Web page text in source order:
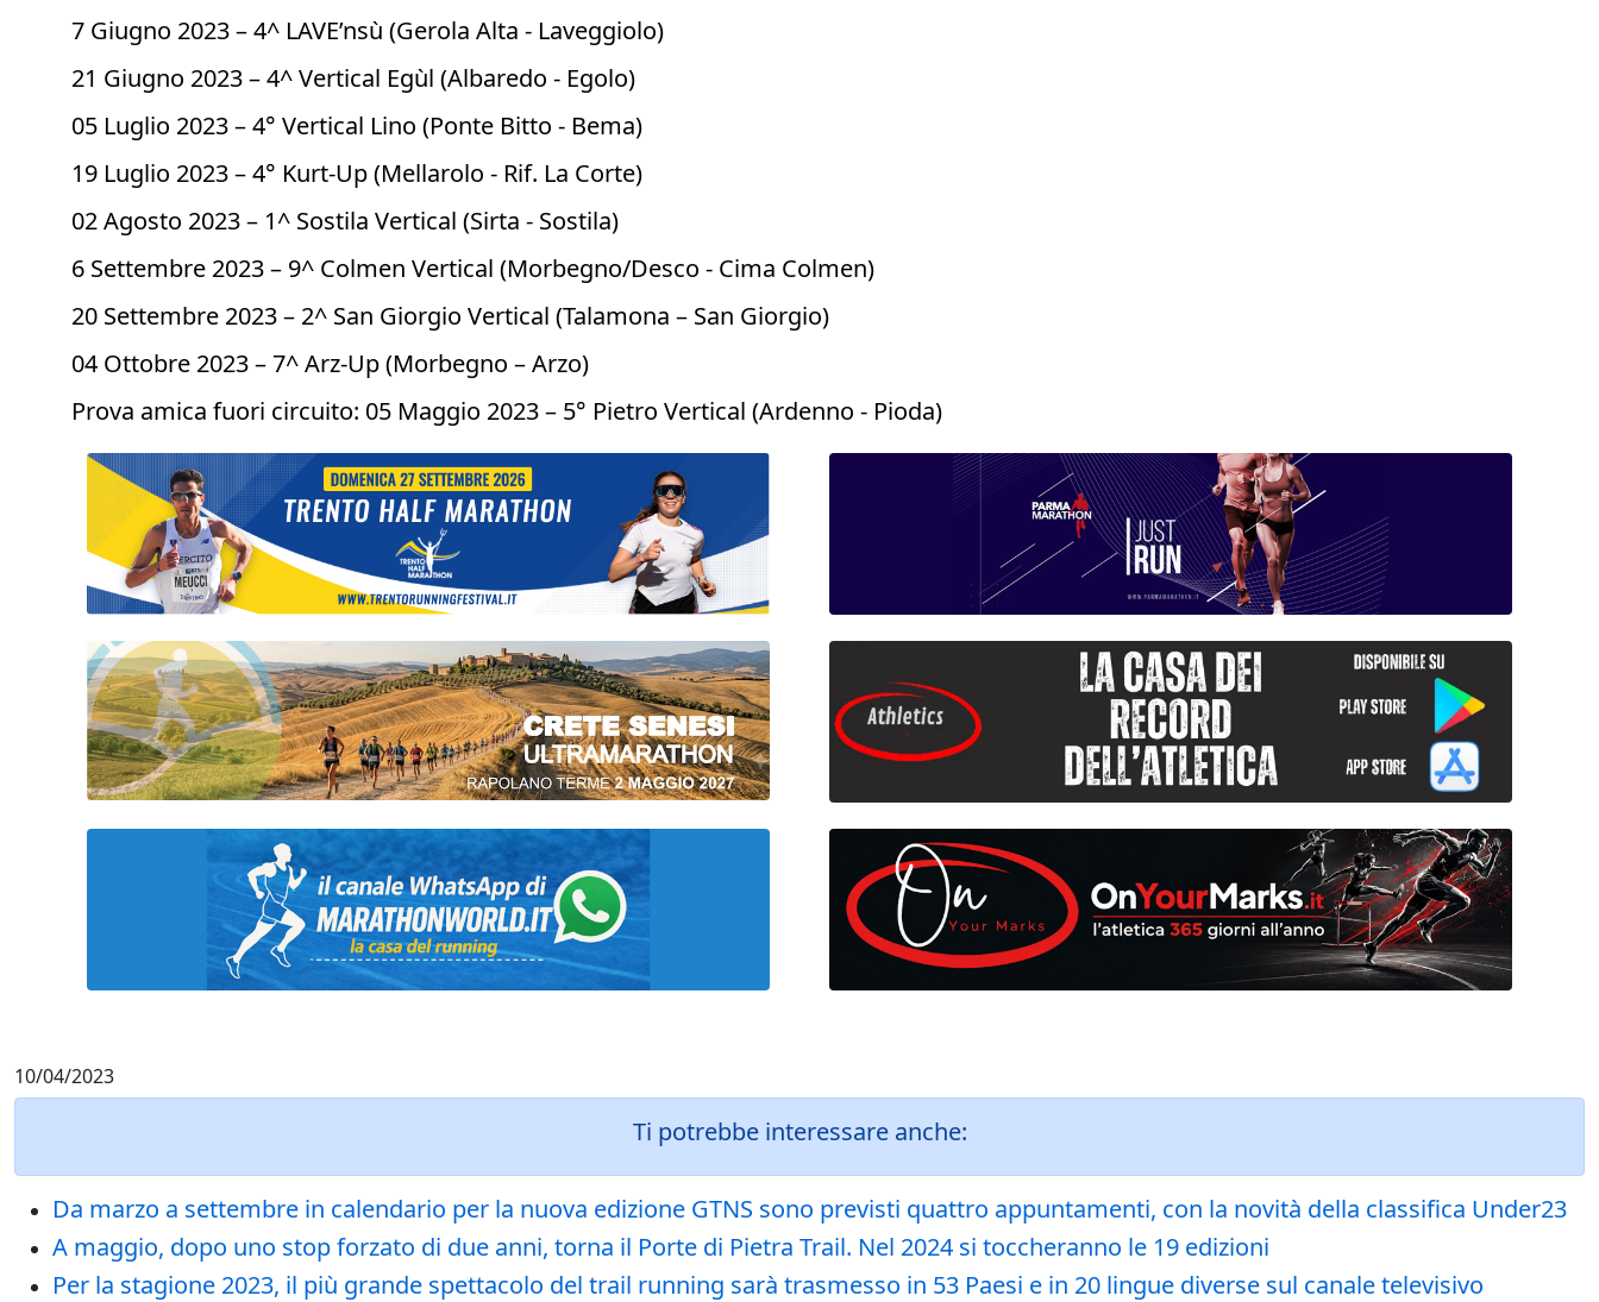
7 Giugno 2023 – 4^ LAVE’nsù (Gerola Alta - Laveggiolo)
21 Giugno 2023 – 4^ Vertical Egùl (Albaredo - Egolo)
05 Luglio 2023 – 4° Vertical Lino (Ponte Bitto - Bema)
19 Luglio 2023 – 4° Kurt-Up (Mellarolo - Rif. La Corte)
02 Agosto 2023 – 1^ Sostila Vertical (Sirta - Sostila)
6 Settembre 2023 – 9^ Colmen Vertical (Morbegno/Desco - Cima Colmen)
20 Settembre 2023 – 2^ San Giorgio Vertical (Talamona – San Giorgio)
04 Ottobre 2023 – 7^ Arz-Up (Morbegno – Arzo)
Prova amica fuori circuito: 05 Maggio 2023 – 5° Pietro Vertical (Ardenno - Pioda)
10/04/2023
Ti potrebbe interessare anche:
Da marzo a settembre in calendario per la nuova edizione GTNS sono previsti quattro appuntamenti, con la novità della classifica Under23
A maggio, dopo uno stop forzato di due anni, torna il Porte di Pietra Trail. Nel 2024 si toccheranno le 19 edizioni
Per la stagione 2023, il più grande spettacolo del trail running sarà trasmesso in 53 Paesi e in 20 lingue diverse sul canale televisivo